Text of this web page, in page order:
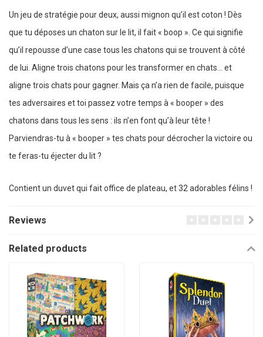
Un jeu de stratégie pour deux, aussi mignon qu’il est coton ! Dès
que tu déposes un chaton sur le lit, il fait « boop ». Ce qui signifie
qu’il repousse d’une case tous les chatons qui se trouvent à côté
de lui. Aligne trois chatons pour les transformer en chats... et
aligne trois chats pour gagner. Mais ça n’a rien de facile, puisque
tes adversaires et toi passez votre temps à « booper » des
chatons dans tous les sens : ils n’en font qu’à leur tête !
Parviendras-tu à « booper » tes chats pour décrocher la victoire ou
te feras-tu éjecter du lit ?
Contient un duvet qui fait office de plateau, et 32 adorables félins !
Reviews
Related products